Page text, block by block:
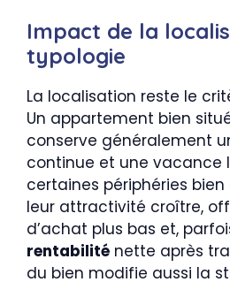
Impact de la
typologie
La localisation reste le
Un appartement bien
conserve généralement
continue et une vacance
certaines périphéries
leur attractivité croître,
d’achat plus bas et,
rentabilité nette après
du bien modifie aussi la